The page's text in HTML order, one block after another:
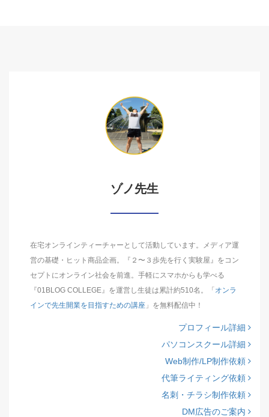
ゾノ先生
在宅オンラインティーチャーとして活動しています。メディア運
営の基礎・ヒット商品企画。『２〜３歩先を行く実験屋』をコン
セプトにオンライン社会を前進。手軽にスマホからも学べる
『01BLOG COLLEGE』を運営し生徒は累計約510名。「 オンラ
インで先生開業を目指すための講座 」を無料配信中！
プロフィール詳細
パソコンスクール詳細
Web制作/LP制作依頼
代筆ライティング依頼
名刺・チラシ制作依頼
DM広告のご案内